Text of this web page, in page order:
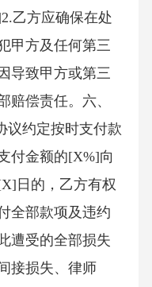
乙方应确保在处
甲方及任何第三
导致甲方或第三
赔偿责任。六、
议约定按时支付款
付金额的[X%]向
日的，乙方有权
全部款项及违约
遭受的全部损失
接损失、律师